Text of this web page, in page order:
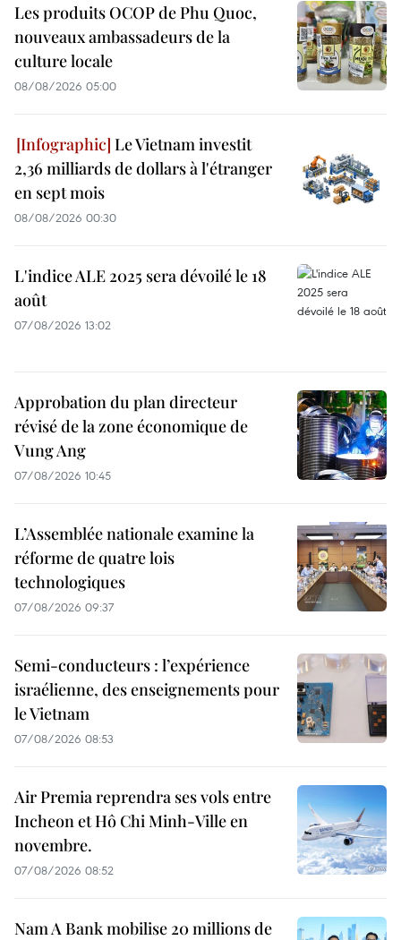
Les produits OCOP de Phu Quoc,
nouveaux ambassadeurs de la
culture locale
08/08/2026 05:00
Le Vietnam investit
2,36 milliards de dollars à l'étranger
en sept mois
08/08/2026 00:30
L'indice ALE 2025 sera dévoilé le 18
août
07/08/2026 13:02
Approbation du plan directeur
révisé de la zone économique de
Vung Ang
07/08/2026 10:45
L’Assemblée nationale examine la
réforme de quatre lois
technologiques
07/08/2026 09:37
Semi-conducteurs : l’expérience
israélienne, des enseignements pour
le Vietnam
07/08/2026 08:53
Air Premia reprendra ses vols entre
Incheon et Hô Chi Minh-Ville en
novembre.
07/08/2026 08:52
Nam A Bank mobilise 20 millions de